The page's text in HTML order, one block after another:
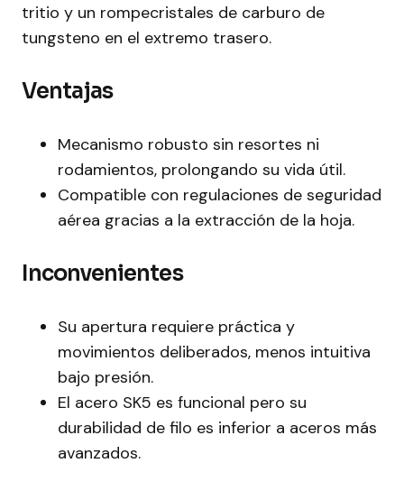
tritio y un rompecristales de carburo de
tungsteno en el extremo trasero.
Ventajas
Mecanismo robusto sin resortes ni
rodamientos, prolongando su vida útil.
Compatible con regulaciones de seguridad
aérea gracias a la extracción de la hoja.
Inconvenientes
Su apertura requiere práctica y
movimientos deliberados, menos intuitiva
bajo presión.
El acero SK5 es funcional pero su
durabilidad de filo es inferior a aceros más
avanzados.